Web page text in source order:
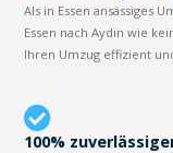
Als in Essen ansässiges
Essen nach Aydin wie
Ihren Umzug effizient
100%